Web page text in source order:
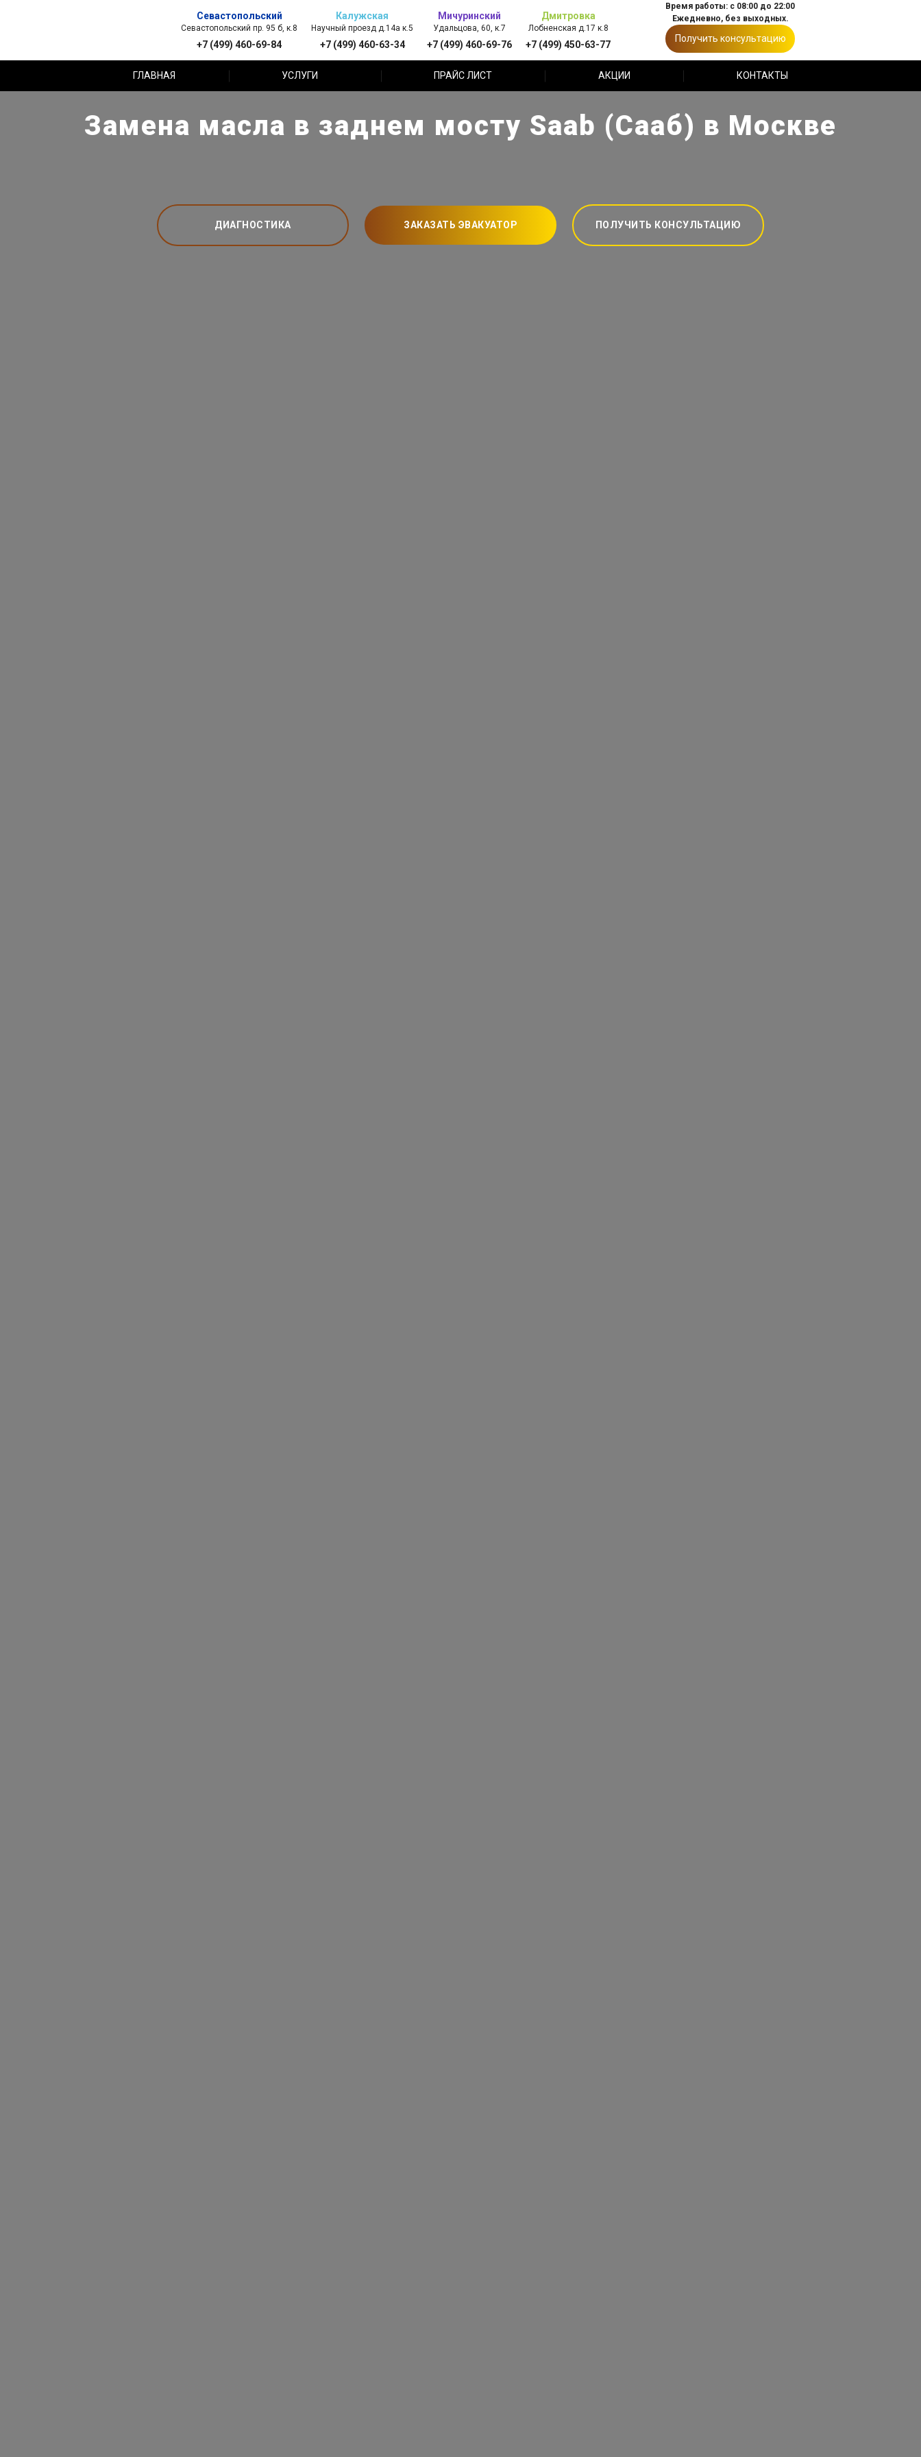
Севастопольский
Севастопольский пр. 95 б, к.8
+7 (499) 460-69-84
Калужская
Научный проезд д.14а к.5
+7 (499) 460-63-34
Мичуринский
Удальцова, 60, к.7
+7 (499) 460-69-76
Дмитровка
Лобненская д.17 к.8
+7 (499) 450-63-77
Время работы: с 08:00 до 22:00
Ежедневно, без выходных.
Получить консультацию
ГЛАВНАЯ УСЛУГИ ПРАЙС ЛИСТ АКЦИИ КОНТАКТЫ
Замена масла в заднем мосту Saab (Сааб) в Москве
ДИАГНОСТИКА ЗАКАЗАТЬ ЭВАКУАТОР ПОЛУЧИТЬ КОНСУЛЬТАЦИЮ